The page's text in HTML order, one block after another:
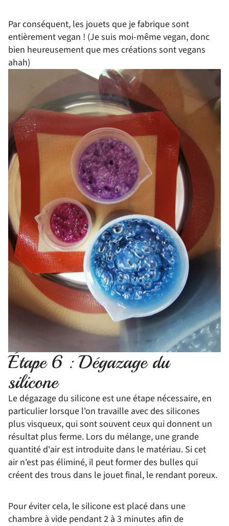
Par conséquent, les jouets que je fabrique sont
entièrement vegan ! (Je suis moi-même vegan, donc
bien heureusement que mes créations sont vegans
ahah)
Étape 6 : Dégazage du
silicone
Le dégazage du silicone est une étape nécessaire, en
particulier lorsque l'on travaille avec des silicones
plus visqueux, qui sont souvent ceux qui donnent un
résultat plus ferme. Lors du mélange, une grande
quantité d'air est introduite dans le matériau. Si cet
air n'est pas éliminé, il peut former des bulles qui
créent des trous dans le jouet final, le rendant poreux.
Pour éviter cela, le silicone est placé dans une
chambre à vide pendant 2 à 3 minutes afin de